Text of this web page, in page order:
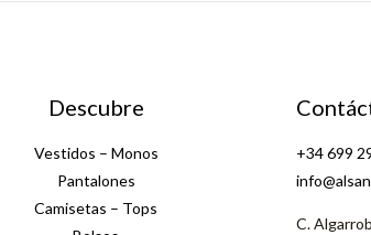
Descubre
Vestidos – Monos
Pantalones
Camisetas – Tops
+34 699
C.